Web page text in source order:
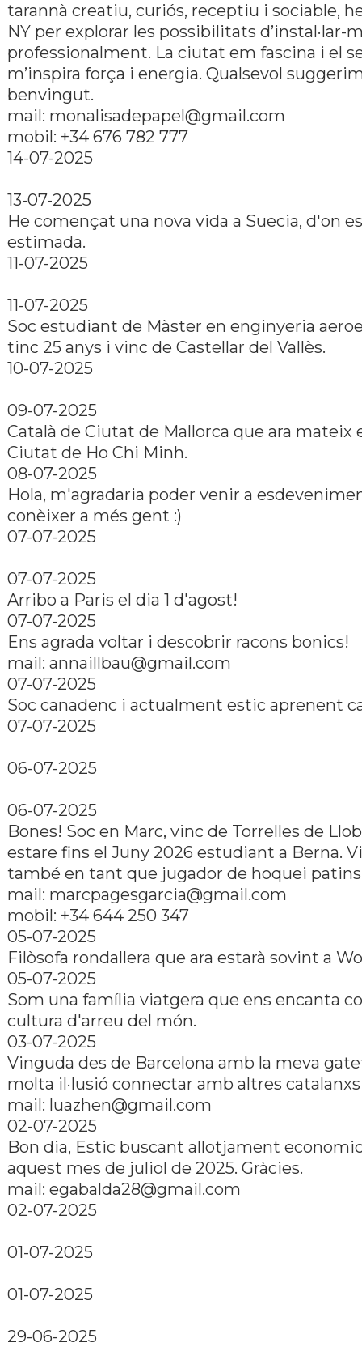
tarannà creatiu, curiós, receptiu i sociable,
NY per explorar les possibilitats d’instal·lar-
professionalment. La ciutat em fascina i el
m’inspira força i energia. Qualsevol
benvingut.
mail: monalisadepapel@gmail.com
mobil: +34 676 782 777
14-07-2025
13-07-2025
He començat una nova vida a Suecia, d'on
estimada.
11-07-2025
11-07-2025
Soc estudiant de Màster en enginyeria
tinc 25 anys i vinc de Castellar del Vallès.
10-07-2025
09-07-2025
Català de Ciutat de Mallorca que ara mateix
Ciutat de Ho Chi Minh.
08-07-2025
Hola, m'agradaria poder venir a
conèixer a més gent :)
07-07-2025
07-07-2025
Arribo a Paris el dia 1 d'agost!
07-07-2025
Ens agrada voltar i descobrir racons bonics!
mail: annaillbau@gmail.com
07-07-2025
Soc canadenc i actualment estic aprenent
07-07-2025
06-07-2025
06-07-2025
Bones! Soc en Marc, vinc de Torrelles de
estare fins el Juny 2026 estudiant a Berna.
també en tant que jugador de hoquei patins
mail: marcpagesgarcia@gmail.com
mobil: +34 644 250 347
05-07-2025
Filòsofa rondallera que ara estarà sovint a
05-07-2025
Som una família viatgera que ens encanta
cultura d'arreu del món.
03-07-2025
Vinguda des de Barcelona amb la meva
molta il·lusió connectar amb altres
mail: luazhen@gmail.com
02-07-2025
Bon dia, Estic buscant allotjament
aquest mes de juliol de 2025. Gràcies.
mail: egabalda28@gmail.com
02-07-2025
01-07-2025
01-07-2025
29-06-2025